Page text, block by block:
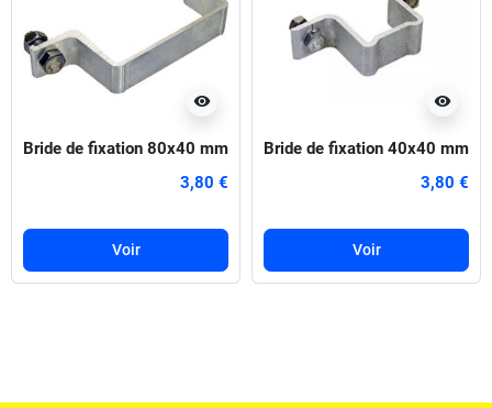
visibility
Bride de fixation 80x40 mm
3,80 €
Voir
visibility
Bride de fixation 40x40 mm
3,80 €
Voir